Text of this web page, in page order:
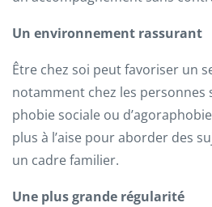
Un environnement rassurant
Être chez soi peut favoriser un
notamment chez les personnes
phobie sociale ou
plus à l’aise pour aborder des
un cadre familier.
Une plus grande régularité